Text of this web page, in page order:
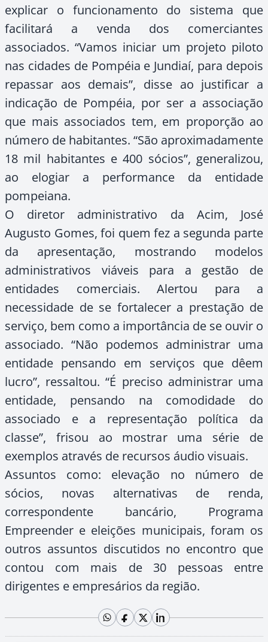
explicar o funcionamento do sistema que
facilitará a venda dos comerciantes
associados. “Vamos iniciar um projeto piloto
nas cidades de Pompéia e Jundiaí, para depois
repassar aos demais”, disse ao justificar a
indicação de Pompéia, por ser a associação
que mais associados tem, em proporção ao
número de habitantes. “São aproximadamente
18 mil habitantes e 400 sócios”, generalizou,
ao elogiar a performance da entidade
pompeiana.
O diretor administrativo da Acim, José
Augusto Gomes, foi quem fez a segunda parte
da apresentação, mostrando modelos
administrativos viáveis para a gestão de
entidades comerciais. Alertou para a
necessidade de se fortalecer a prestação de
serviço, bem como a importância de se ouvir o
associado. “Não podemos administrar uma
entidade pensando em serviços que dêem
lucro”, ressaltou. “É preciso administrar uma
entidade, pensando na comodidade do
associado e a representação política da
classe”, frisou ao mostrar uma série de
exemplos através de recursos áudio visuais.
Assuntos como: elevação no número de
sócios, novas alternativas de renda,
correspondente bancário, Programa
Empreender e eleições municipais, foram os
outros assuntos discutidos no encontro que
contou com mais de 30 pessoas entre
dirigentes e empresários da região.